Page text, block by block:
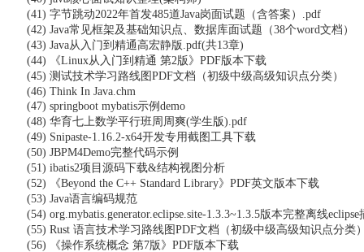
(41) 字节跳动2022年首发485道Java岗面试题（含答案）.pdf
(42) Java常见框架及基础知识点、数据库面试题（38个word文档）
(43) Java从入门到精通高宏静版.pdf(共13章)
(44) 《Linux从入门到精通 第2版》PDF版本下载
(45) 测试技术学习路线图PDF文档（初级中级高级知识点分类）
(46) Think In Java.chm
(47) springboot mybatis示例demo
(48) 华育七上数学平行班周周爽(学生版).pdf
(49) Snipaste-1.16.2-x64开发专用截图工具下载
(50) JBPM4Demo完整代码示例
(51) ibatis2项目源码下载&结构视图分析
(52) 《Beyond the C++ Standard Library》PDF英文版本下载
(53) Java语言编码规范
(54) org.mybatis.generator.eclipse.site-1.3.3~1.3.5版本完整离线eclipse
(55) Rust 语言技术学习路线图PDF文档（初级中级高级知识点分类
(56) 《操作系统概念 第7版》PDF版本下载